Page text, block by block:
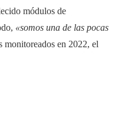
módulos de
«somos una de las pocas
monitoreados en 2022, el